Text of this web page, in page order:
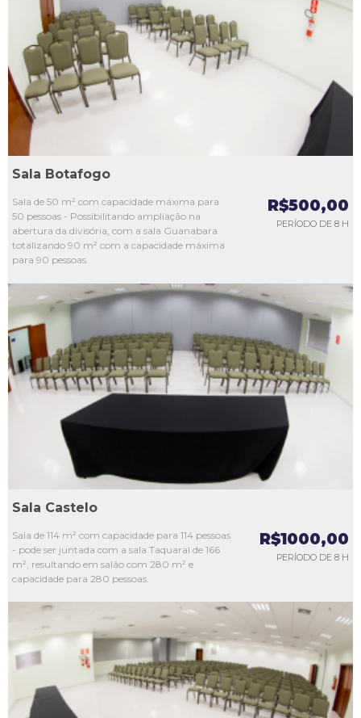
L1
L2
L3
L4
Sala Botafogo
Sala de 50 m² com capacidade máxima para
50 pessoas - Possibilitando ampliação na
abertura da divisória, com a sala Guanabara
totalizando 90 m² com a capacidade máxima
para 90 pessoas.
R$500,00
PERÍODO DE 8 H
L2
L3
L4
Sala Castelo
Sala de 114 m² com capacidade para 114 pessoas
- pode ser juntada com a sala Taquaral de 166
m², resultando em salão com 280 m² e
capacidade para 280 pessoas.
R$1000,00
PERÍODO DE 8 H
L3
L4